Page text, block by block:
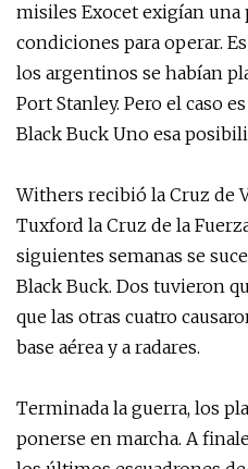
misiles Exocet exigían una
condiciones para operar.
los argentinos se habían
Port Stanley. Pero el caso
Black Buck Uno esa
Withers recibió la Cruz de
Tuxford la Cruz de la
siguientes semanas se
Black Buck. Dos tuvieron
que las otras cuatro
base aérea y a radares.
Terminada la guerra, los
ponerse en marcha. A